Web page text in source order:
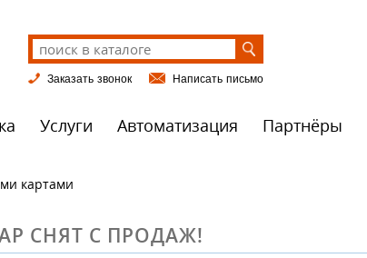
Заказать звонок Написать письмо
Услуги Автоматизация Партнёры
картами
СНЯТ С ПРОДАЖ!